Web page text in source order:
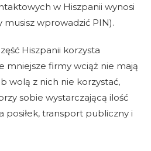
w Hiszpanii wynosi
wprowadzić PIN).
Hiszpanii korzysta
mniejsze firmy wciąż nie mają
wolą z nich nie korzystać,
sobie wystarczającą ilość
posiłek, transport publiczny i